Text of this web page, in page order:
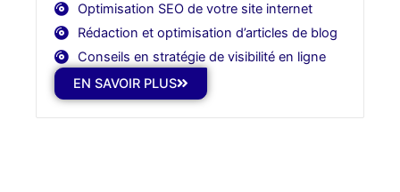
Optimisation SEO de votre site internet
Rédaction et optimisation d’articles de blog
Conseils en stratégie de visibilité en ligne
EN SAVOIR PLUS